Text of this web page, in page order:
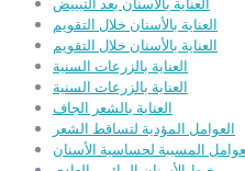
العناية بالأسنان خلال التقويم
العناية بالأسنان خلال التقويم
العناية بالزرعات السنية
العناية بالزرعات السنية
العناية بالشعر الجاف
العوامل المؤدية لتساقط الشعر
المسببة لحساسية الأسنان